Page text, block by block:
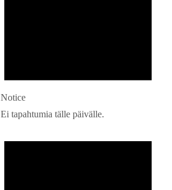
Notice
Ei tapahtumia tälle päivälle.